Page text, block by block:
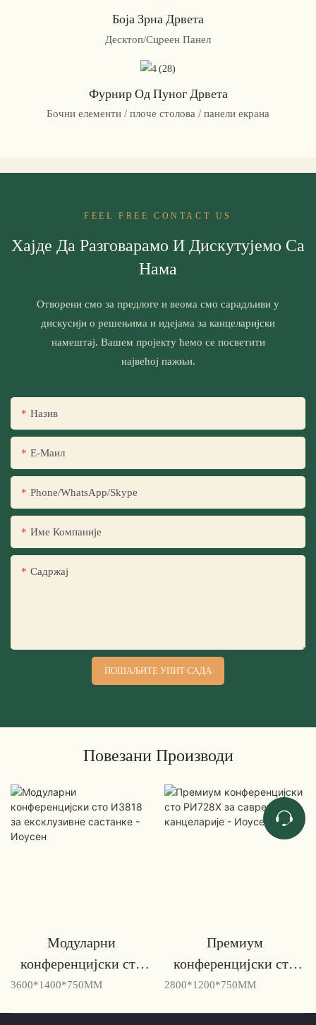
Боја Зрна Дрвета
Десктоп/Сцреен Панел
Фурнир Од Пуног Дрвета
Бочни елементи / плоче столова / панели екрана
FEEL FREE CONTACT US
Хајде Да Разговарамо И Дискутујемо Са
Нама
Отворени смо за предлоге и веома смо сарадљиви у
дискусији о решењима и идејама за канцеларијски
намештај. Вашем пројекту ћемо се посветити
највећој пажњи.
Назив
Е-Маил
Phone/WhatsApp/Skype
Име Компаније
Садржај
ПОШАЉИТЕ УПИТ САДА
Повезани Производи
Модуларни
конференцијски сто
ИЗ818 за ексклузивне
3600*1400*750MM
Премиум
конференцијски сто
РИ728Х за савремене
2800*1200*750MM